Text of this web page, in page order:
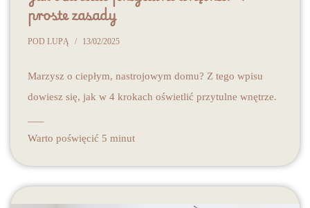
proste zasady
POD LUPĄ 13/02/2025
Marzysz o ciepłym, nastrojowym domu? Z tego wpisu
dowiesz się, jak w 4 krokach oświetlić przytulne wnętrze.
Warto poświęcić 5 minut